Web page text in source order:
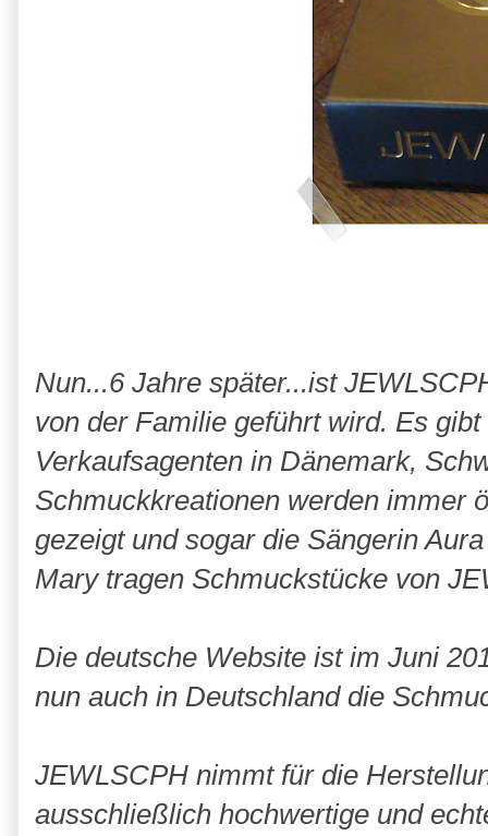
Nun...6 Jahre später...ist
von der Familie geführt wird. Es
Verkaufsagenten in Dänemark,
Schmuckkreationen werden immer
gezeigt und sogar die Sängerin
Marytragen Schmuckstücke von
Die deutsche Website ist im Juni
nun auch in Deutschland die
JEWLSCPH nimmt für die
ausschließlich hochwertige und